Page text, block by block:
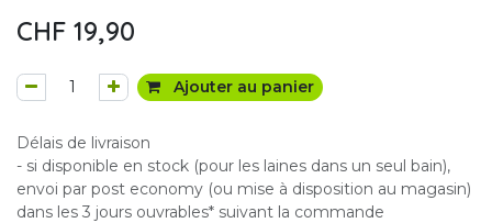
CHF 19,90
Ajouter au panier
Délais de livraison
- si disponible en stock (pour les laines dans un seul bain),
envoi par post economy (ou mise à disposition au magasin)
dans les 3 jours ouvrables* suivant la commande